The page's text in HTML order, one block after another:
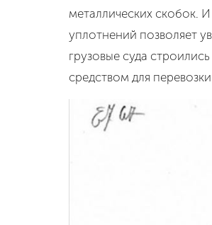
металлических скобок.
уплотнений позволяет
грузовые суда
средством для